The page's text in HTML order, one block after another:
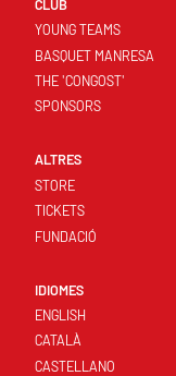
CLUB
YOUNG TEAMS
BASQUET MANRESA
THE 'CONGOST'
SPONSORS
ALTRES
STORE
TICKETS
FUNDACIÓ
IDIOMES
ENGLISH
CATALÀ
CASTELLANO